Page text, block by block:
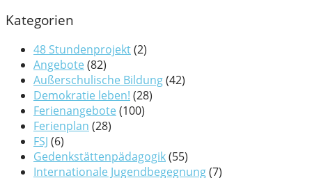
Kategorien
48 Stundenprojekt(2)
Angebote (82)
Außerschulische Bildung(42)
Demokratie leben! (28)
Ferienangebote (100)
Ferienplan (28)
FSJ (6)
Gedenkstättenpädagogik(55)
Internationale Jugendbegegnung(7)